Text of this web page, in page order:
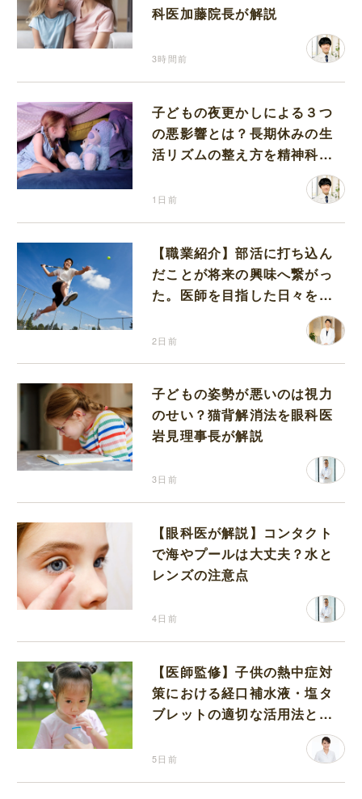
科医加藤院長が解説
3時間前
子どもの夜更かしによる３つ
の悪影響とは？長期休みの生
活リズムの整え方を精神科医
1日前
【職業紹介】部活に打ち込ん
だことが将来の興味へ繋がっ
た。医師を目指した日々を振
2日前
子どもの姿勢が悪いのは視力
のせい？猫背解消法を眼科医
岩見理事長が解説
3日前
【眼科医が解説】コンタクト
で海やプールは大丈夫？水と
レンズの注意点
4日前
【医師監修】子供の熱中症対
策における経口補水液・塩タ
ブレットの適切な活用法と水
5日前